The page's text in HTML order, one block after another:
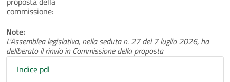
commissione:
Note:
L'Assemblea legislativa, nella seduta n. 27 del 7 luglio 2026, ha
deliberato il rinvio in Commissione della proposta
Indice pdl